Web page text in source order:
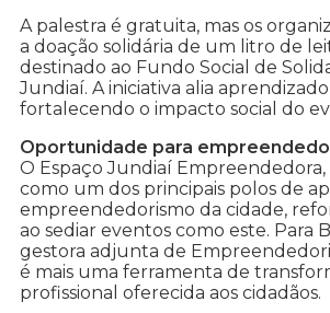
A palestra é gratuita, mas os
a doação solidária de um litro de
destinado ao Fundo Social de
Jundiaí. A iniciativa alia
fortalecendo o impacto social do
Oportunidade para
O Espaço Jundiaí
como um dos principais polos de
empreendedorismo da cidade,
ao sediar eventos como este. Para
gestora adjunta de
é mais uma ferramenta de
profissional oferecida aos cidadãos.